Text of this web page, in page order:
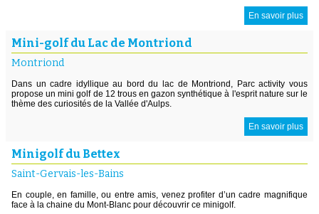
En savoir plus
Mini-golf du Lac de Montriond
Montriond
Dans un cadre idyllique au bord du lac de Montriond, Parc activity vous
propose un mini golf de 12 trous en gazon synthétique à l'esprit nature sur le
thème des curiosités de la Vallée d'Aulps.
En savoir plus
Minigolf du Bettex
Saint-Gervais-les-Bains
En couple, en famille, ou entre amis, venez profiter d’un cadre magnifique
face à la chaine du Mont-Blanc pour découvrir ce minigolf.